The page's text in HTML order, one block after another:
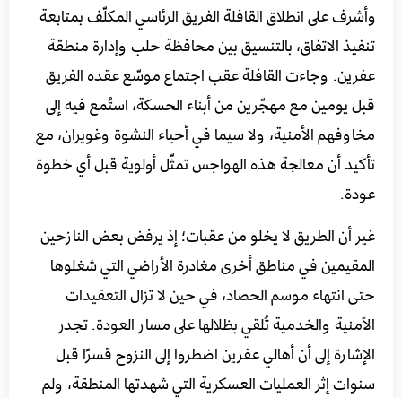
وأشرف على انطلاق القافلة الفريق الرئاسي المكلّف بمتابعة
تنفيذ الاتفاق، بالتنسيق بين محافظة حلب وإدارة منطقة
عفرين. وجاءت القافلة عقب اجتماع موسّع عقده الفريق
قبل يومين مع مهجّرين من أبناء الحسكة، استُمع فيه إلى
مخاوفهم الأمنية، ولا سيما في أحياء النشوة وغويران، مع
تأكيد أن معالجة هذه الهواجس تمثّل أولوية قبل أي خطوة
عودة.
غير أن الطريق لا يخلو من عقبات؛ إذ يرفض بعض النازحين
المقيمين في مناطق أخرى مغادرة الأراضي التي شغلوها
حتى انتهاء موسم الحصاد، في حين لا تزال التعقيدات
الأمنية والخدمية تُلقي بظلالها على مسار العودة. تجدر
الإشارة إلى أن أهالي عفرين اضطروا إلى النزوح قسرًا قبل
سنوات إثر العمليات العسكرية التي شهدتها المنطقة، ولم